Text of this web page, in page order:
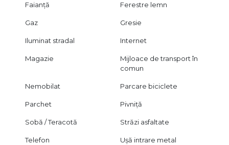
Faianță Ferestre lemn
Gaz Gresie
Iluminat stradal Internet
Magazie
Mijloace de transport în
comun
Nemobilat Parcare biciclete
Parchet Pivniță
Sobă / Teracotă Străzi asfaltate
Telefon Ușă intrare metal